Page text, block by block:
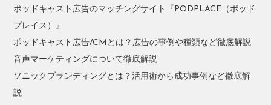
ポッドキャスト広告のマッチングサイト『PODPLACE（ポッド
プレイス）』
ポッドキャスト広告/CMとは？広告の事例や種類など徹底解説
音声マーケティングについて徹底解説
ソニックブランディングとは？活用術から成功事例など徹底解
説